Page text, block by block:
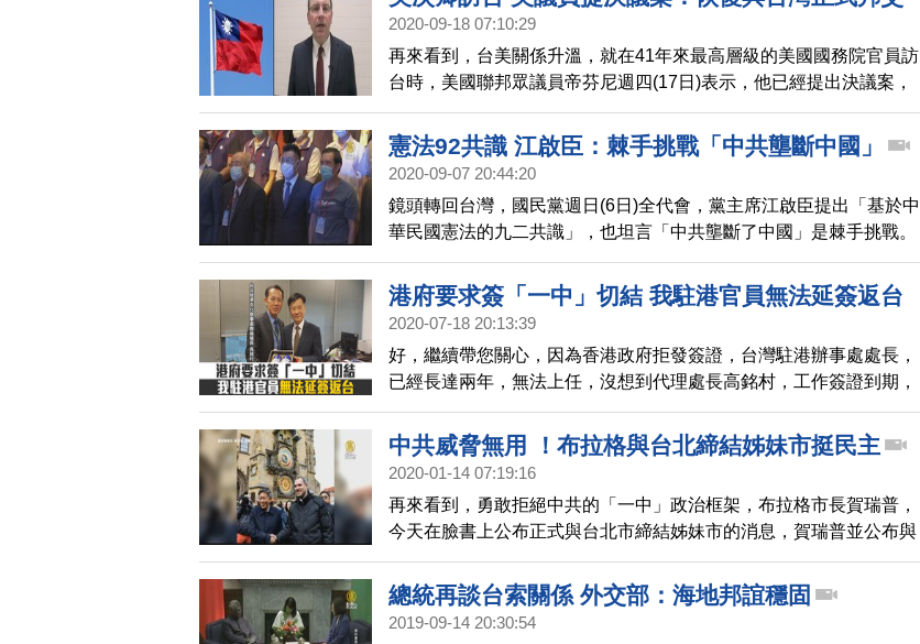
2020-09-18 07:10:29
再來看到，台美關係升溫，就在41年來最高層級的美國國務院官員訪
台時，美國聯邦眾議員帝芬尼週四(17日)表示，他已經提出決議案，
呼籲美國恢復與台灣正式邦交關係，並終結過時的「一中政策」。決
議案也指示美國行政部門，支持台灣國際參與並洽簽自由貿易協定。
帝芬尼提到，41年以前，美國與台灣維繫正常友好外交關係，直到時
的共產黨政權。帝芬尼強調，美國與台灣沒有正式關係，等於用對待
北韓與伊朗殘酷政權的方式，對待台灣民選政府。他強調，美國不需
要中共同意，才能與世界
憲法92共識 江啟臣：棘手挑戰「中共壟斷中國」
2020-09-07 20:44:20
鏡頭轉回台灣，國民黨週日(6日)全代會，黨主席江啟臣提出「基於中
華民國憲法的九二共識」，也坦言「中共壟斷了中國」是棘手挑戰。
國民黨前中常委建言，以行動實踐反共的黨綱、「反共不反中」的蔣
經國路線，會在台灣獲得許多支持。
港府要求簽「一中」切結 我駐港官員無法延簽返台
2020-07-18 20:13:39
好，繼續帶您關心，因為香港政府拒發簽證，台灣駐港辦事處處長，
已經長達兩年，無法上任，沒想到代理處長高銘村，工作簽證到期，
竟然被港府要求簽下「支持一個中國」的切結書，來換取簽證延簽，
高銘村不簽，已經在周四（16日）返台，行政院長蘇貞昌說，我們是
主權獨立國家，會堅持主權。
中共威脅無用 ！布拉格與台北締結姊妹市挺民主
2020-01-14 07:19:16
再來看到，勇敢拒絕中共的「一中」政治框架，布拉格市長賀瑞普，
今天在臉書上公布正式與台北市締結姊妹市的消息，賀瑞普並公布與
來訪的台北市長柯文哲，兩人的握手合照，賀瑞普在發布的貼文中，
打上三次中華民國旗與捷克國旗符號，並寫上，這項姊妹市關係對雙
方都「最為有利」，因為雙方「擁有共同民主價值，而且尊重基本人
總統再談台索關係 外交部：海地邦誼穩固
2019-09-14 20:30:54